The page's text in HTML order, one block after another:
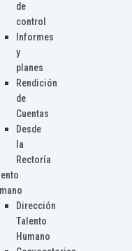
de
control
Informes
y
planes
Rendición
de
Cuentas
Desde
la
Rectoría
Dirección
Talento
Humano